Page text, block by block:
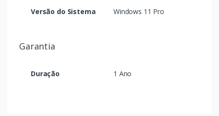
Versão do Sistema Windows 11 Pro
Garantia
Duração 1 Ano